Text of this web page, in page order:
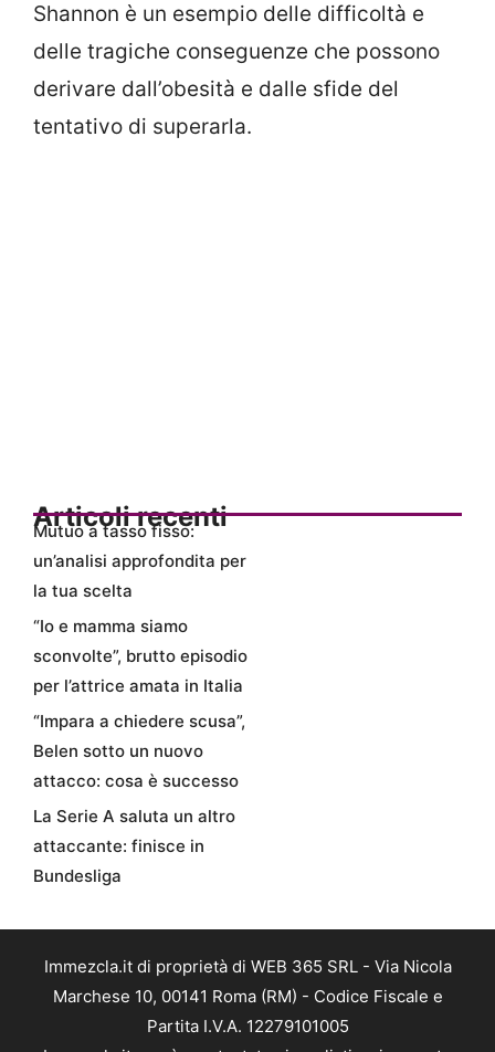
Shannon è un esempio delle difficoltà e
delle tragiche conseguenze che possono
derivare dall’obesità e dalle sfide del
tentativo di superarla.
Articoli recenti
Mutuo a tasso fisso:
un’analisi approfondita per
la tua scelta
“Io e mamma siamo
sconvolte”, brutto episodio
per l’attrice amata in Italia
“Impara a chiedere scusa”,
Belen sotto un nuovo
attacco: cosa è successo
La Serie A saluta un altro
attaccante: finisce in
Bundesliga
Immezcla.it di proprietà di WEB 365 SRL - Via Nicola
Marchese 10, 00141 Roma (RM) - Codice Fiscale e
Partita I.V.A. 12279101005